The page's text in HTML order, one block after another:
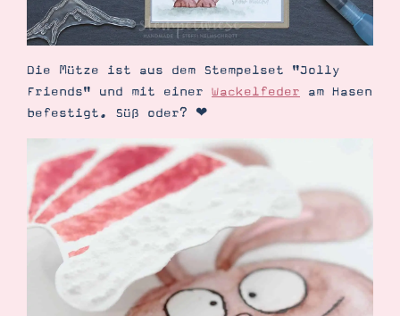
Suche Impressum Datenschutz
Die Mütze ist aus dem Stempelset "Jolly
Friends" und mit einer Wackelfeder am Hasen
befestigt. Süß oder? ❤︎